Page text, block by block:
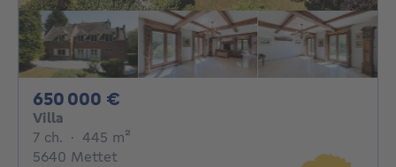
650 000 €
Villa
7 ch. 7 chambres
· 445 m²
5640 Mettet